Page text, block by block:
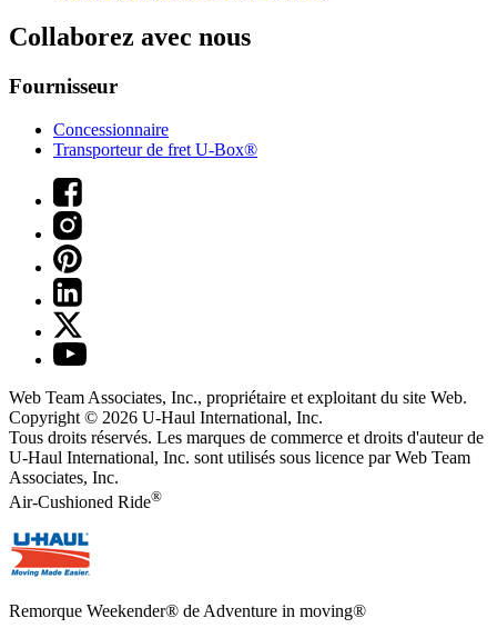
Collaborez avec nous
Fournisseur
Concessionnaire
Transporteur de fret U-Box®
Web Team Associates, Inc., propriétaire et exploitant du site Web.
Copyright © 2026 U-Haul International, Inc.
Tous droits réservés. Les marques de commerce et droits d'auteur de
U-Haul International, Inc. sont utilisés sous licence par Web Team
Associates, Inc.
Air-Cushioned Ride®
Remorque Weekender® de Adventure in moving®